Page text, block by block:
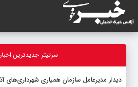
سرتیتر جدیدترین اخبار
دیدار مدیرعامل سازمان همیاری شهرداری‌های